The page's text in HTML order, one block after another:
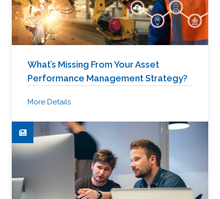
What’s Missing From Your Asset
Performance Management Strategy?
More Details